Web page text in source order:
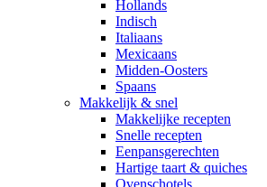
Hollands
Indisch
Italiaans
Mexicaans
Midden-Oosters
Spaans
Makkelijk & snel
Makkelijke recepten
Snelle recepten
Eenpansgerechten
Hartige taart & quiches
Ovenschotels